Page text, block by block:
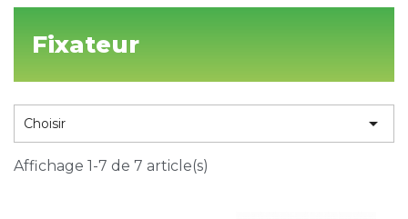
Fixateur
Choisir 
Affichage 1-7 de 7 article(s)